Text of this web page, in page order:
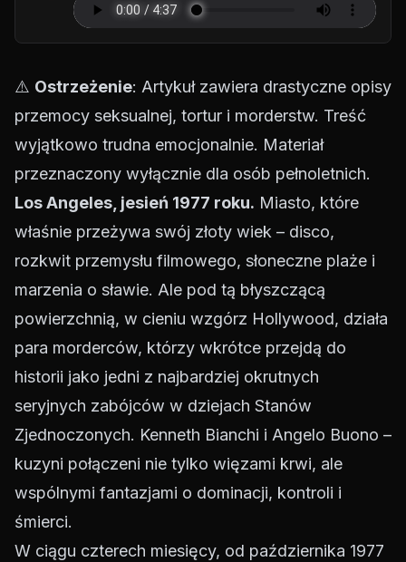
⚠️ Ostrzeżenie: Artykuł zawiera drastyczne opisy
przemocy seksualnej, tortur i morderstw. Treść
wyjątkowo trudna emocjonalnie. Materiał
przeznaczony wyłącznie dla osób pełnoletnich.
Los Angeles, jesień 1977 roku. Miasto, które
właśnie przeżywa swój złoty wiek – disco,
rozkwit przemysłu filmowego, słoneczne plaże i
marzenia o sławie. Ale pod tą błyszczącą
powierzchnią, w cieniu wzgórz Hollywood, działa
para morderców, którzy wkrótce przejdą do
historii jako jedni z najbardziej okrutnych
seryjnych zabójców w dziejach Stanów
Zjednoczonych. Kenneth Bianchi i Angelo Buono –
kuzyni połączeni nie tylko więzami krwi, ale
wspólnymi fantazjami o dominacji, kontroli i
śmierci.
W ciągu czterech miesięcy, od października 1977